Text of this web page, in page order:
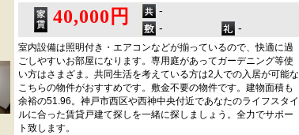
40,000円
-
-
-
室内設備は照明付き・エアコンなどが揃っているので、快適に過
ごしやすいお部屋になります。専用庭があってガーデニング等使
い方はさまざま。共同生活を考えている方は2人での入居が可能な
こちらの物件がおすすめです。敷金不要の物件です。建物面積も
余裕の51.96。神戸市西区や西神中央付近であなたのライフスタイ
ルに合った賃貸戸建て探しを一緒に探しましょう。全力でサポー
ト致します。